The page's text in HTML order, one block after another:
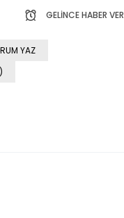
GELINCE HABER VER
YAZ